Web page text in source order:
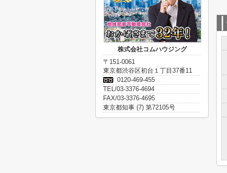
株式会社コムハウジング
〒151-0061
東京都渋谷区初台１丁目37番11
0120-469-455
TEL/03-3376-4694
FAX/03-3376-4695
東京都知事 (7) 第72105号